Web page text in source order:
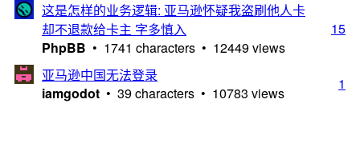
这是怎样的业务逻辑: 亚马逊怀疑我盗刷他人卡
却不退款给卡主 字多慎入
PhpBB • 1741 characters • 12449 views
15
亚马逊中国无法登录
iamgodot • 39 characters • 10783 views
1